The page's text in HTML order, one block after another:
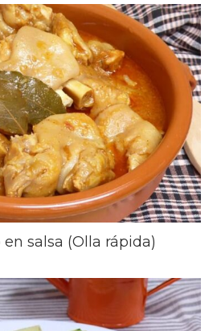
salsa (Olla rápida)